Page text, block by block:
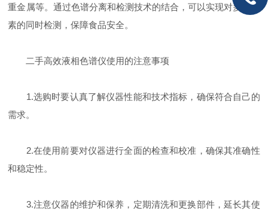
重金属等。通过色谱分离和检测技术的结合，可以实现对多种毒
素的同时检测，保障食品安全。
二手高效液相色谱仪使用的注意事项
1.选购时要认真了解仪器性能和技术指标，确保符合自己的
需求。
2.在使用前要对仪器进行全面的检查和校准，确保其准确性
和稳定性。
3.注意仪器的维护和保养，定期清洗和更换部件，延长其使